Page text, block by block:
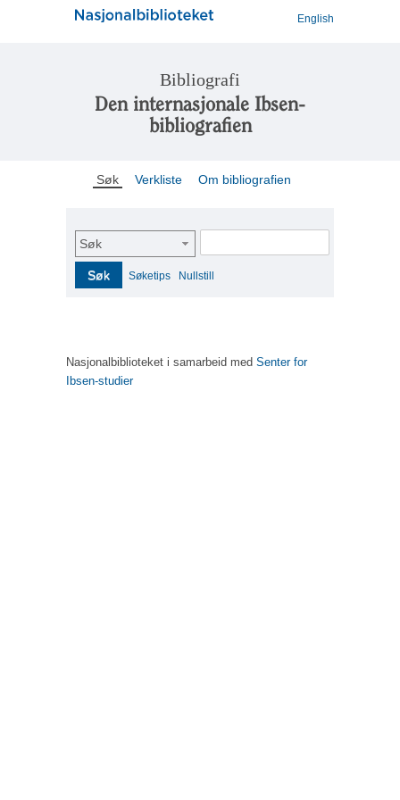
English
Bibliografi
Den internasjonale Ibsen-
bibliografien
Søk Verkliste Om bibliografien
Søk
Søk Søketips Nullstill
Nasjonalbiblioteket i samarbeid med Senter for
Ibsen-studier